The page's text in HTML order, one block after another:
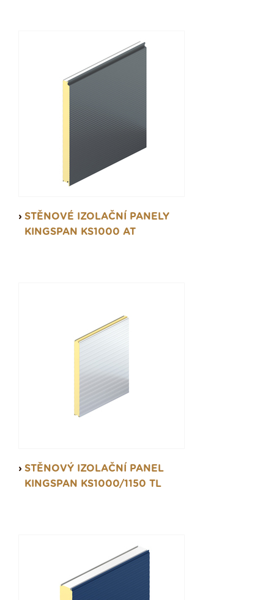
STĚNOVÉ IZOLAČNÍ PANELY
KINGSPAN KS1000 AT
STĚNOVÝ IZOLAČNÍ PANEL
KINGSPAN KS1000/1150 TL